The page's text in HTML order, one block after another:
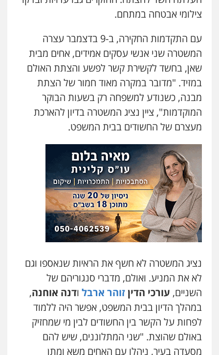
מעצרים וחקירות
0507587013
עו"ד אביגדור פלדמן
פלילי אסירים צווארון לבן זכויות אדם אזרחי
0505345826
עו"ד יאיר בן סימון
פלילי תעבורה אזרחי נזיקין ביטוח
0505719060
אסף כרמונה – עורך דין פלילי
פלילי פשיעה חמורה כלכלי
וחקירות
0522540777
עו"ד דניאל דרוביצקי
פלילי משפחה צבאי
0526409925
שחר מנדלמן, שלומציון גבאי מנדלמן
– משרד עורכי דין
פלילי התמחות בייצוג בעבירות מין
0505522334
עו"ד עמית רוזנצויג
משפט פלילי דיני תעבורה
0532700200
צילומי אבטחה במתחם.
עם התקדמות החקירה, ב-9 בדצמבר עצרה
המשטרה שני אנשי עסקים אמידים, אחים מבית
שאן, בחשד לקשירת קשר לפשע והצתת האולם
במזיד. "מדובר במקרה מאוד חמור של הצתת
מבנה, כשנודע למשפחה רק בשעות הבוקר
המוקדמות", ציין נציג המשטרה בדיון להארכת
מעצרם של החשודים בבית המשפט.
נציג המשטרה לא חשף את הראיות שנאספו וגם
לא את המניע. ואולם, מדברי סנגוריהם של
השניים, עורכי הדיןזוהר ארבל ודנה אוחנה,
במהלך הדיון בבית המשפט, אפשר היה ללמוד
לפחות על הקשר בין החשודים לבין מי שמחזיק
באולם שהוצת. "שני המתלוננים, שיש להם
מסעדה בעיר, ניהלו עם האחים משא ומתן